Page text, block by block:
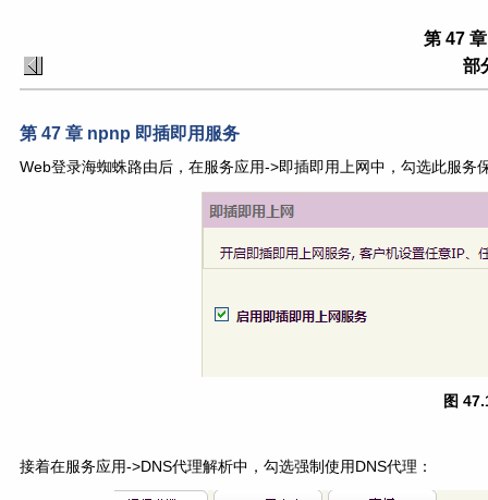
第 47
部
第 47 章 npnp 即插即用服务
Web登录海蜘蛛路由后，在服务应用->即插即用上网中，勾选此服务
图
接着在服务应用->DNS代理解析中，勾选强制使用DNS代理：